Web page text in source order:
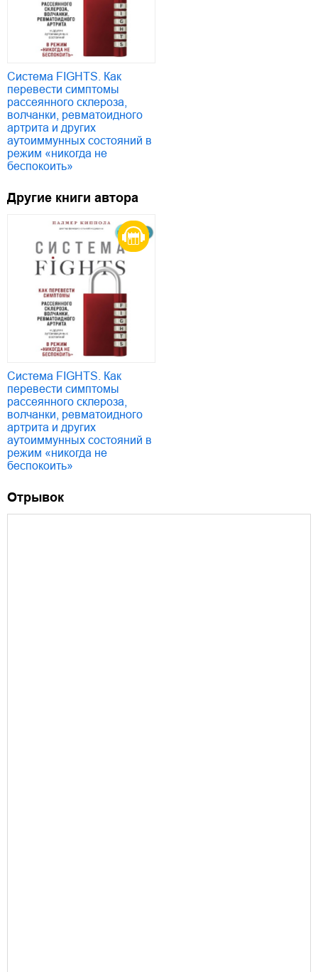
Система FIGHTS. Как
перевести симптомы
рассеянного склероза,
волчанки, ревматоидного
артрита и других
аутоиммунных состояний в
режим «никогда не
беспокоить»
Другие книги автора
Система FIGHTS. Как
перевести симптомы
рассеянного склероза,
волчанки, ревматоидного
артрита и других
аутоиммунных состояний в
режим «никогда не
беспокоить»
Отрывок